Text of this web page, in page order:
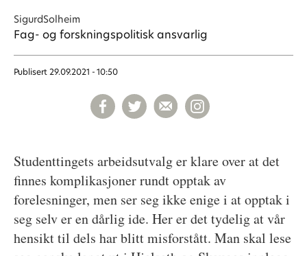
SigurdSolheim
Fag- og forskningspolitisk ansvarlig
Publisert 29.09.2021 - 10:50
Studenttingets arbeidsutvalg er klare over at det
finnes komplikasjoner rundt opptak av
forelesninger, men ser seg ikke enige i at opptak i
seg selv er en dårlig ide. Her er det tydelig at vår
hensikt til dels har blitt misforstått. Man skal lese